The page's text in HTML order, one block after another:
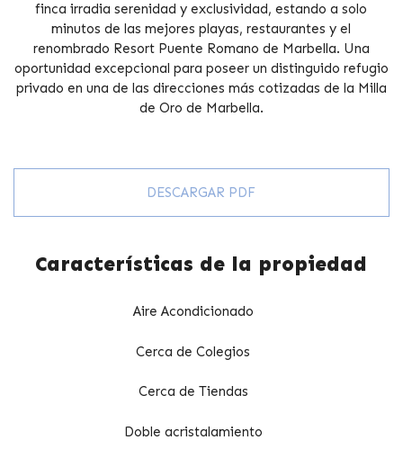
finca irradia serenidad y exclusividad, estando a solo
minutos de las mejores playas, restaurantes y el
renombrado Resort Puente Romano de Marbella. Una
oportunidad excepcional para poseer un distinguido refugio
privado en una de las direcciones más cotizadas de la Milla
de Oro de Marbella.
DESCARGAR PDF
Características de la propiedad
Aire Acondicionado
Cerca de Colegios
Cerca de Tiendas
Doble acristalamiento